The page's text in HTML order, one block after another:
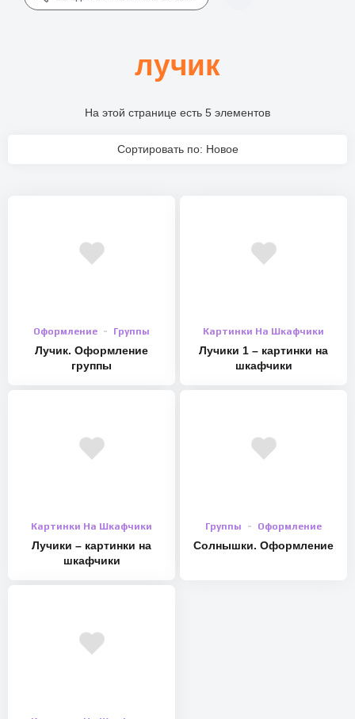
лучик
Сортировать по: Новое
На этой странице есть 5 элементов
Оформление Группы
Лучик. Оформление
группы
Картинки На Шкафчики
Лучики 1 – картинки на
шкафчики
Картинки На Шкафчики
Лучики – картинки на
шкафчики
Группы Оформление
Солнышки. Оформление